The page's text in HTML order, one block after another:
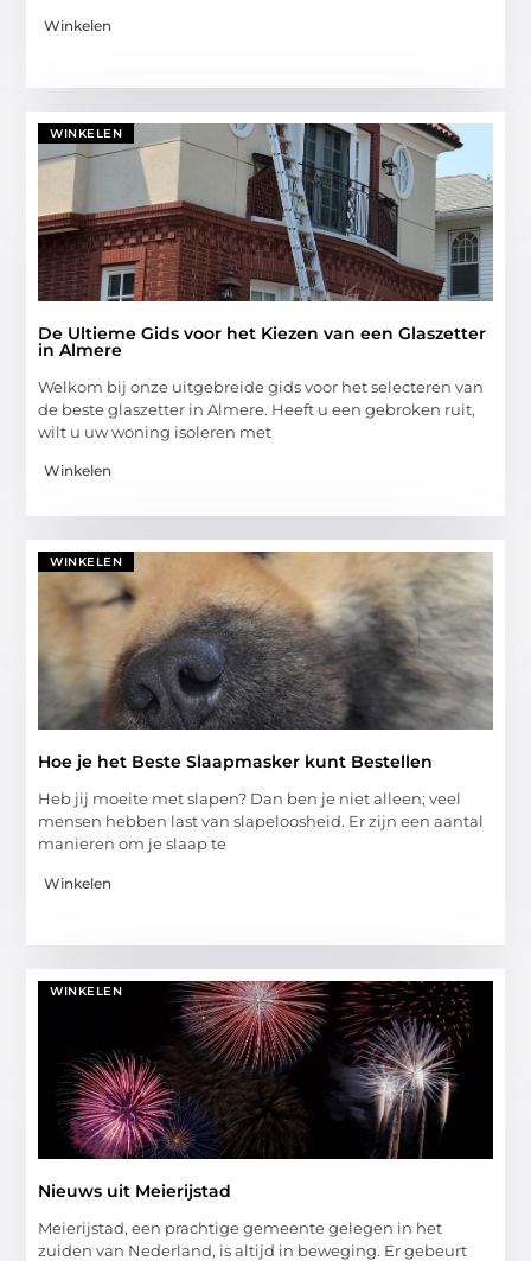
Winkelen
WINKELEN
De Ultieme Gids voor het Kiezen van een Glaszetter
in Almere
Welkom bij onze uitgebreide gids voor het selecteren van
de beste glaszetter in Almere. Heeft u een gebroken ruit,
wilt u uw woning isoleren met
Winkelen
WINKELEN
Hoe je het Beste Slaapmasker kunt Bestellen
Heb jij moeite met slapen? Dan ben je niet alleen; veel
mensen hebben last van slapeloosheid. Er zijn een aantal
manieren om je slaap te
Winkelen
WINKELEN
Nieuws uit Meierijstad
Meierijstad, een prachtige gemeente gelegen in het
zuiden van Nederland, is altijd in beweging. Er gebeurt